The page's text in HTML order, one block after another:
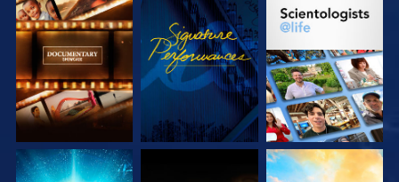
DÉCOUVRIR LES
SÉRIES
REGARDER
DÉCOUVRIR LES